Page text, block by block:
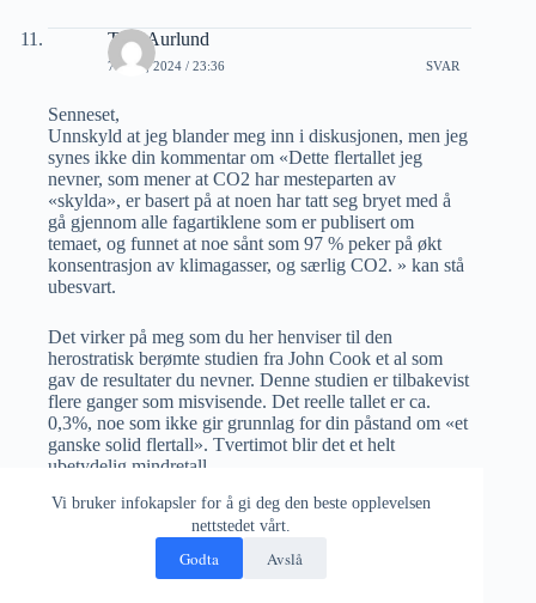
Vi bruker infokapsler for å gi deg den beste opplevelsen
nettstedet vårt.
Godta Avslå
Tom Aurlund
7 JULI, 2024 / 23:36 SVAR
Senneset,
Unnskyld at jeg blander meg inn i diskusjonen, men jeg
synes ikke din kommentar om «Dette flertallet jeg
nevner, som mener at CO2 har mesteparten av
«skylda», er basert på at noen har tatt seg bryet med å
gå gjennom alle fagartiklene som er publisert om
temaet, og funnet at noe sånt som 97 % peker på økt
konsentrasjon av klimagasser, og særlig CO2. » kan stå
ubesvart.
Det virker på meg som du her henviser til den
herostratisk berømte studien fra John Cook et al som
gav de resultater du nevner. Denne studien er tilbakevist
flere ganger som misvisende. Det reelle tallet er ca.
0,3%, noe som ikke gir grunnlag for din påstand om «et
ganske solid flertall». Tvertimot blir det et helt
ubetydelig mindretall.
https://www.klimarealistene.com/wp-
content/uploads/Klimanytt78.pdf